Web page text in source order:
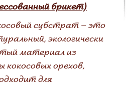
брикет)
субстрат – это
экологически
материал из
кокосовых орехов,
для